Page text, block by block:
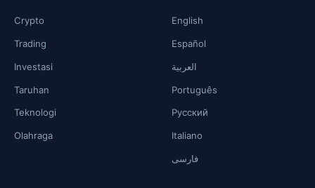
Crypto
Trading
Investasi
Taruhan
Teknologi
Olahraga
English
Español
العربية
Português
Русский
Italiano
فارسی